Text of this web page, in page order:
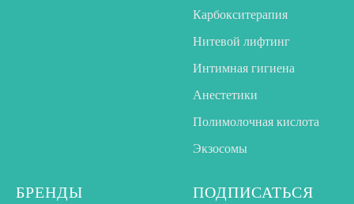
Карбокситерапия
Нитевой лифтинг
Интимная гигиена
Анестетики
Полимолочная кислота
Экзосомы
БРЕНДЫ
ПОДПИСАТЬСЯ